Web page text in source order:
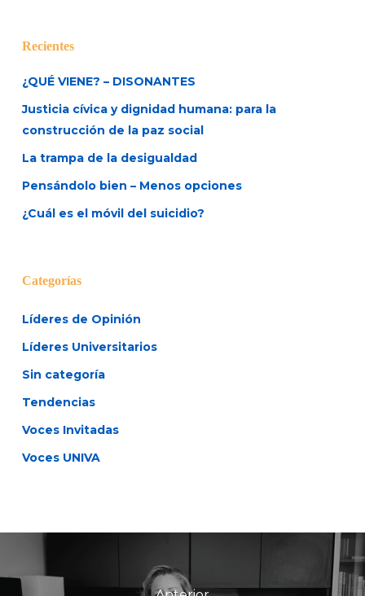
Recientes
¿QUÉ VIENE? – DISONANTES
Justicia cívica y dignidad humana: para la
construcción de la paz social
La trampa de la desigualdad
Pensándolo bien – Menos opciones
¿Cuál es el móvil del suicidio?
Categorías
Líderes de Opinión
Líderes Universitarios
Sin categoría
Tendencias
Voces Invitadas
Voces UNIVA